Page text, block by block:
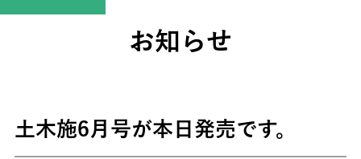
お知らせ
土木施6月号が本日発売です。